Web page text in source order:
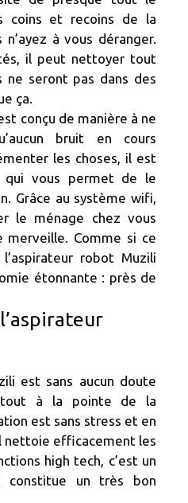
coins et recoins de la
à vous déranger.
il peut nettoyer tout
ne seront pas dans des
ça.
conçu de manière à ne
bruit en cours
les choses, il est
qui vous permet de le
Grâce au système wifi,
le ménage chez vous
merveille. Comme si ce
robot Muzili
étonnante : près de
est sans aucun doute
à la pointe de la
est sans stress et en
nettoie efficacement les
high tech, c’est un
constitue un très bon